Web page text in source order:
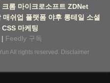
크롬 마이크로소프트 ZDNet
매쉬업 플랫폼 야후 롱테일 소셜
CSS 마케팅
| Feedly 구독
All rights reserved. Disclaimer